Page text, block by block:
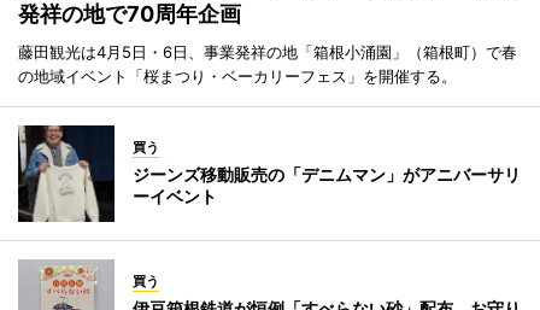
発祥の地で70周年企画
藤田観光は4月5日・6日、事業発祥の地「箱根小涌園」（箱根町）で春
の地域イベント「桜まつり・ベーカリーフェス」を開催する。
買う
ジーンズ移動販売の「デニムマン」がアニバーサリ
ーイベント
買う